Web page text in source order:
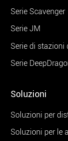
Serie Scavenger
Serie JM
Serie di stazioni
Serie
Soluzioni
Soluzioni per
Soluzioni per le